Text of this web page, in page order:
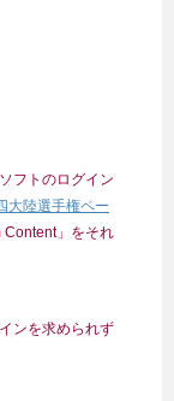
フトのログイン
大陸選手権ペー
」をそれ
ンを求められず